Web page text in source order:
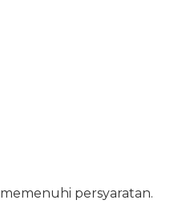
persyaratan.